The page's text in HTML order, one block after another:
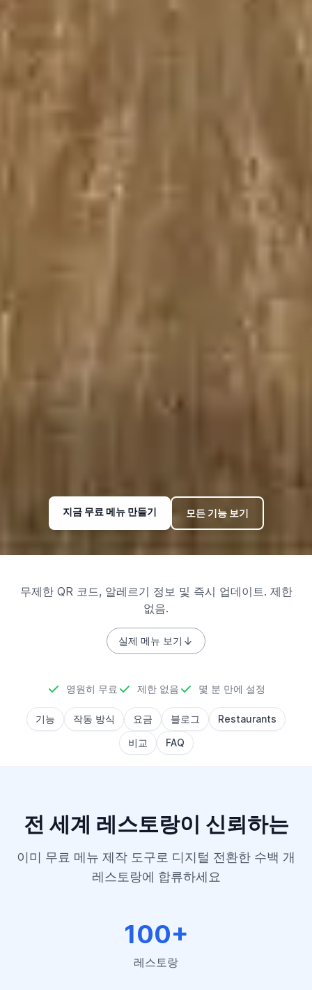
지금 무료 메뉴 만들기 모든 기능 보기
무제한 QR 코드, 알레르기 정보 및 즉시 업데이트. 제한
없음.
실제 메뉴 보기
영원히 무료 제한 없음 몇 분 만에 설정
기능 작동 방식 요금 블로그
Restaurants
비교
FAQ
전 세계 레스토랑이 신뢰하는
이미 무료 메뉴 제작 도구로 디지털 전환한 수백 개
레스토랑에 합류하세요
100+
레스토랑